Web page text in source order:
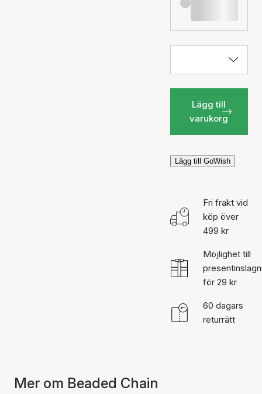
Lägg till
varukorg
Lägg till GoWish
Fri frakt vid
köp över
499 kr
Möjlighet till
för 29 kr
60 dagars
returrätt
Mer om Beaded Chain